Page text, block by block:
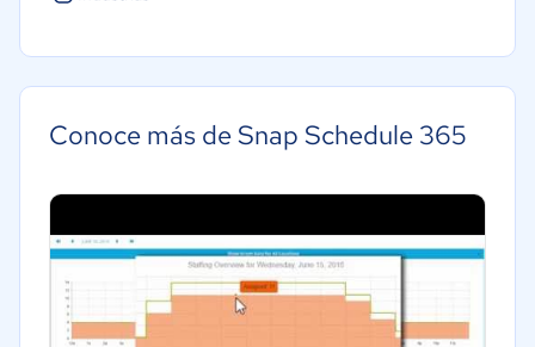
Conoce más de Snap Schedule 365